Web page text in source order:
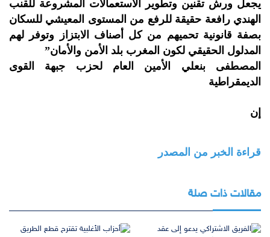
يجعل ورش تقنين وتطوير الاستعمالات المشروعة للقنب
الهندي رافعة حقيقة للرفع من المستوى المعيشي للسكان
بصفة قانونية تحميهم من كل أصناف الابتزاز وتوفر لهم
المدلول الحقيقي لكون المغرب بلد الأمن والأمان”
المصطفى بنعلي الأمين العام لحزب جبهة القوى
الديمقراطية
إن
قراءة الخبر من المصدر
مقالات ذات صلة